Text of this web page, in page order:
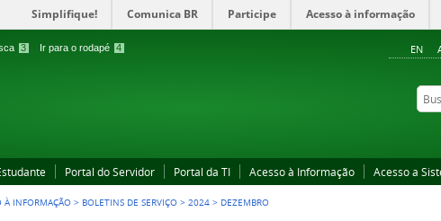
Simplifique! Comunica BR Participe Acesso à informação
3 Ir para o rodapé 4 EN
Portal do Servidor Portal da TI Acesso à Informação Acesso a
À INFORMAÇÃO > BOLETINS DE SERVIÇO >2024 > DEZEMBRO